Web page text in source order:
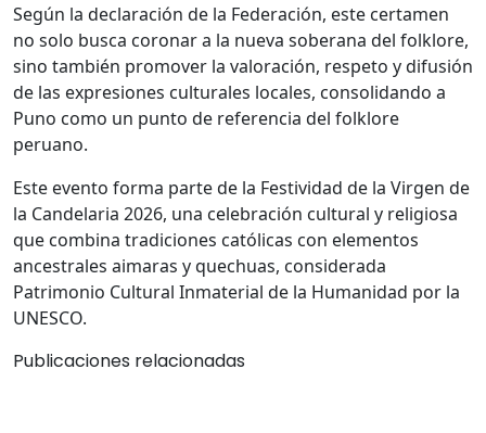
Según la declaración de la Federación, este certamen
no solo busca coronar a la nueva soberana del folklore,
sino también promover la valoración, respeto y difusión
de las expresiones culturales locales, consolidando a
Puno como un punto de referencia del folklore
peruano.
Este evento forma parte de la Festividad de la Virgen de
la Candelaria 2026, una celebración cultural y religiosa
que combina tradiciones católicas con elementos
ancestrales aimaras y quechuas, considerada
Patrimonio Cultural Inmaterial de la Humanidad por la
UNESCO.
Publicaciones relacionadas